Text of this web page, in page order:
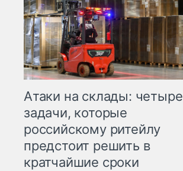
Атаки на склады: четыре
задачи, которые
российскому ритейлу
предстоит решить в
кратчайшие сроки